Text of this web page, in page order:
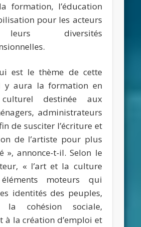
formation, l’éducation
pour les acteurs
diversités
est le thème de cette
y aura la formation en
destinée aux
administrateurs
de susciter l’écriture et
de l’artiste pour plus
», annonce-t-il. Selon le
« l’art et la culture
moteurs qui
identités des peuples,
la cohésion sociale,
à la création d’emploi et